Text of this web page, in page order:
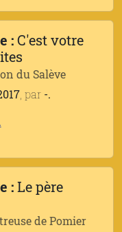
:C'est votre
du Salève
, par -.
:Le père
de Pomier